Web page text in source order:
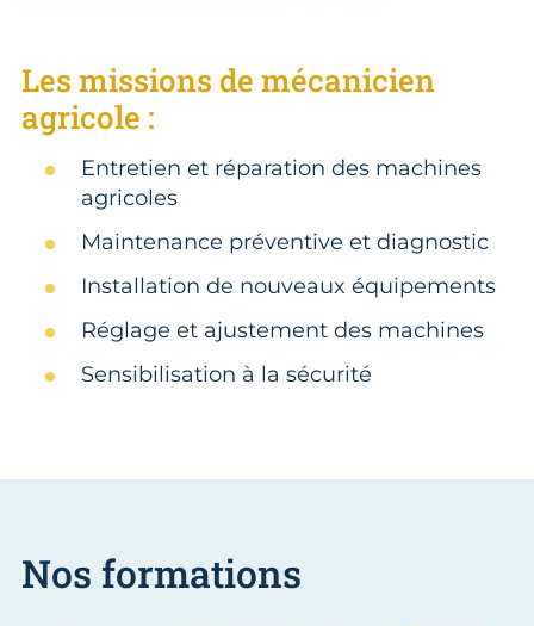
Les missions de mécanicien
agricole :
Entretien et réparation des machines
agricoles
Maintenance préventive et diagnostic
Installation de nouveaux équipements
Réglage et ajustement des machines
Sensibilisation à la sécurité
Nos formations